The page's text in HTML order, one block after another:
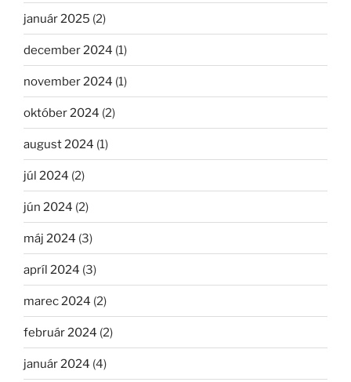
január 2025 (2)
december 2024 (1)
november 2024 (1)
október 2024 (2)
august 2024 (1)
júl 2024 (2)
jún 2024 (2)
máj 2024 (3)
apríl 2024 (3)
marec 2024 (2)
február 2024 (2)
január 2024 (4)